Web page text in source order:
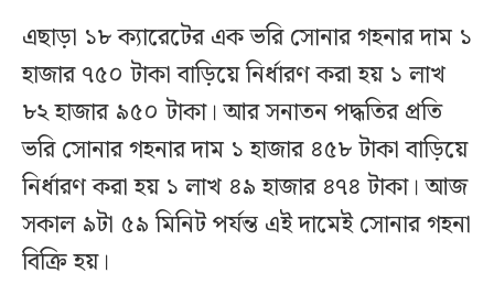
এছাড়া ১৮ ক্যারেটের এক ভরি সোনার গহনার দাম ১
হাজার ৭৫০ টাকা বাড়িয়ে নির্ধারণ করা হয় ১ লাখ
৮২ হাজার ৯৫০ টাকা। আর সনাতন পদ্ধতির প্রতি
ভরি সোনার গহনার দাম ১ হাজার ৪৫৮ টাকা বাড়িয়ে
নির্ধারণ করা হয় ১ লাখ ৪৯ হাজার ৪৭৪ টাকা। আজ
সকাল ৯টা ৫৯ মিনিট পর্যন্ত এই দামেই সোনার গহনা
বিক্রি হয়।